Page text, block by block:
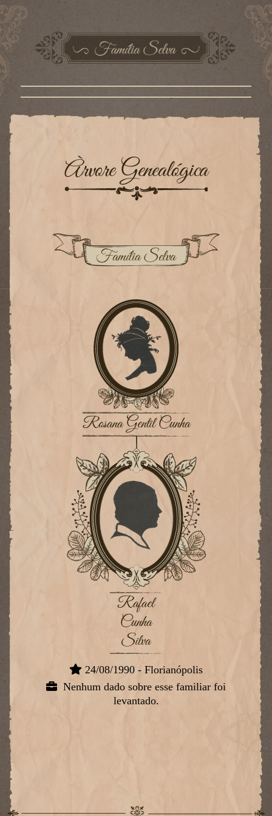
Àrvore Genealógica
Rosana Gentil Cunha
Rafael
Cunha
Silva
24/08/1990 - Florianópolis
Nenhum dado sobre esse familiar foi
levantado.